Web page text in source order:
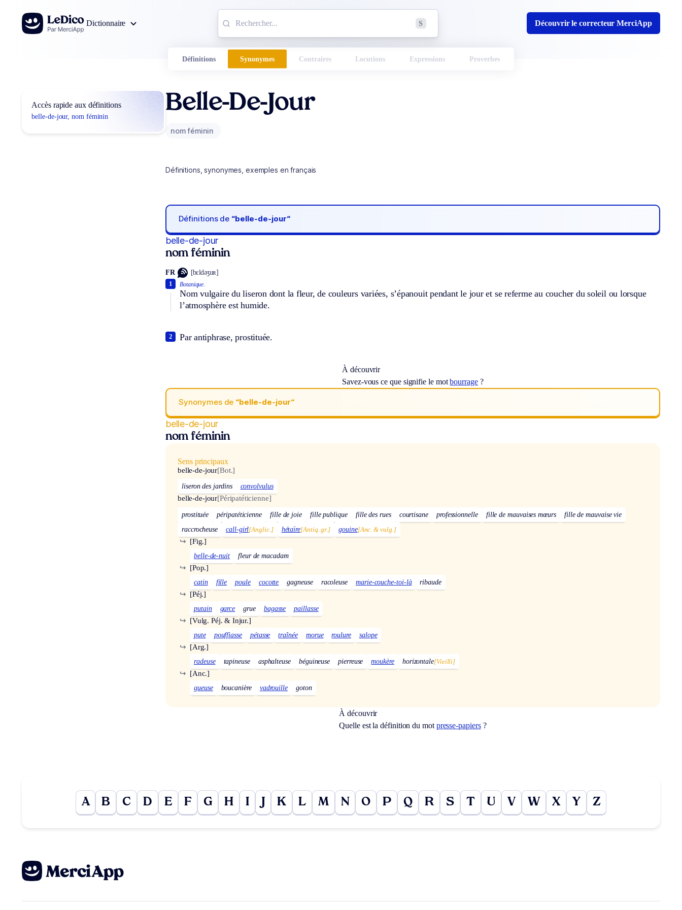
Aller au contenu
Dictionnaire
S Découvrir le correcteur MerciApp
Définitions Synonymes Contraires Locutions Expressions Proverbes
Accès rapide aux définitions
belle-de-jour, nom féminin
Belle-De-Jour
nom féminin
Définitions, synonymes, exemples en français
Définitions de “belle-de-jour“
belle-de-jour
nom féminin
FR [bɛldəʒuʀ]
Botanique.
Nom vulgaire du liseron dont la fleur, de couleurs variées, s’épanouit pendant le jour et se referme au coucher du soleil ou lorsque
l’atmosphère est humide.
1
Par antiphrase, prostituée.
2
À découvrir
Savez-vous ce que signifie le motbourrage?
Synonymes de “belle-de-jour“
belle-de-jour
nom féminin
Sens principaux
belle-de-jour[Bot.]
liseron des jardins convolvulus
belle-de-jour[Péripatéticienne]
prostituée péripatéticienne fille de joie fille publique fille des rues courtisane professionnelle fille de mauvaises mœurs
fille de mauvaise vie
raccrocheuse
call-girl[Anglic.] hétaïre[Antiq. gr.] gouine[Anc. & vulg.]
[Fig.]
↪
belle-de-nuit fleur de macadam
[Pop.]
↪
catin fille poule cocotte gagneuse racoleuse marie-couche-toi-là ribaude
[Péj.]
↪
putain garce grue bagasse paillasse
[Vulg. Péj. & Injur.]
↪
pute pouffiasse pétasse traînée morue roulure salope
[Arg.]
↪
radeuse tapineuse asphalteuse béguineuse pierreuse moukère horizontale[Vieilli]
[Anc.]
↪
gueuse boucanière vadrouille goton
À découvrir
Quelle est la définition du mot presse-papiers?
A B C D E F G H I J K L M N O P Q R S T U V W X Y Z